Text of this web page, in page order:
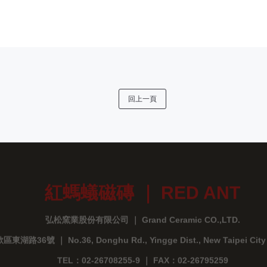
回上一頁
紅螞蟻磁磚 ｜ RED ANT
弘松窯業股份有限公司 ｜ Grand Ceramic CO.,LTD.
區東湖路36號 ｜ No.36, Donghu Rd., Yingge Dist., New Taipei
TEL：02-26708255-9 ｜ FAX：02-26795259